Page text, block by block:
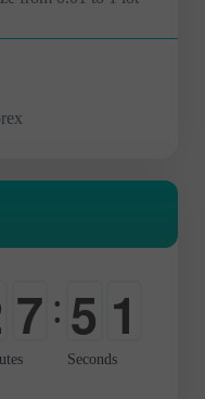
7
0
: 5
0
0
1
Seconds